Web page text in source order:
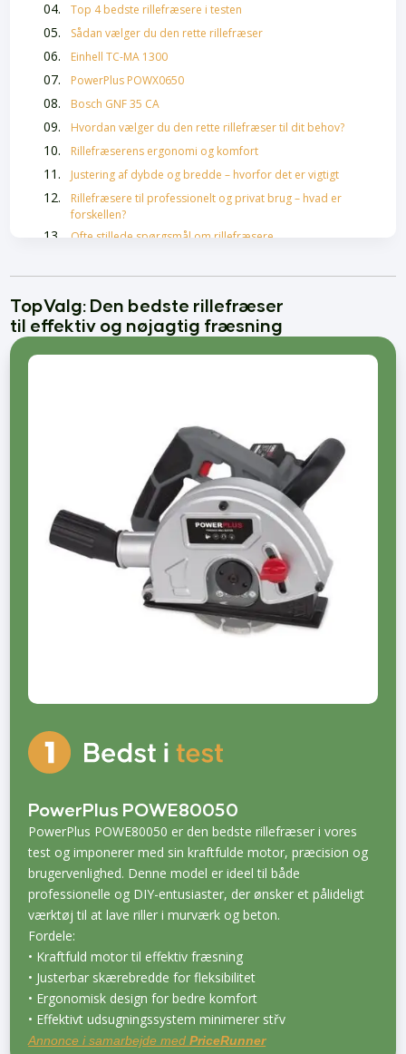
Top 4 bedste rillefræsere i testen
Sådan vælger du den rette rillefræser
Einhell TC-MA 1300
PowerPlus POWX0650
Bosch GNF 35 CA
Hvordan vælger du den rette rillefræser til dit behov?
Rillefræserens ergonomi og komfort
Justering af dybde og bredde – hvorfor det er vigtigt
Rillefræsere til professionelt og privat brug – hvad er
forskellen?
Ofte stillede spørgsmål om rillefræsere
Bedste Krøllecremer
Bedste Malersprøjter
Føntørrer bedst i test
TopValg: Den bedste rillefræser
til effektiv og nøjagtig fræsning
PowerPlus POWE80050
PowerPlus POWE80050 er den bedste rillefræser i vores
test og imponerer med sin kraftfulde motor, præcision og
brugervenlighed. Denne model er ideel til både
professionelle og DIY-entusiaster, der ønsker et pålideligt
værktøj til at lave riller i murværk og beton.
Fordele:
• Kraftfuld motor til effektiv fræsning
• Justerbar skærebredde for fleksibilitet
• Ergonomisk design for bedre komfort
• Effektivt udsugningssystem minimerer střv
Annonce i samarbejde medPriceRunner